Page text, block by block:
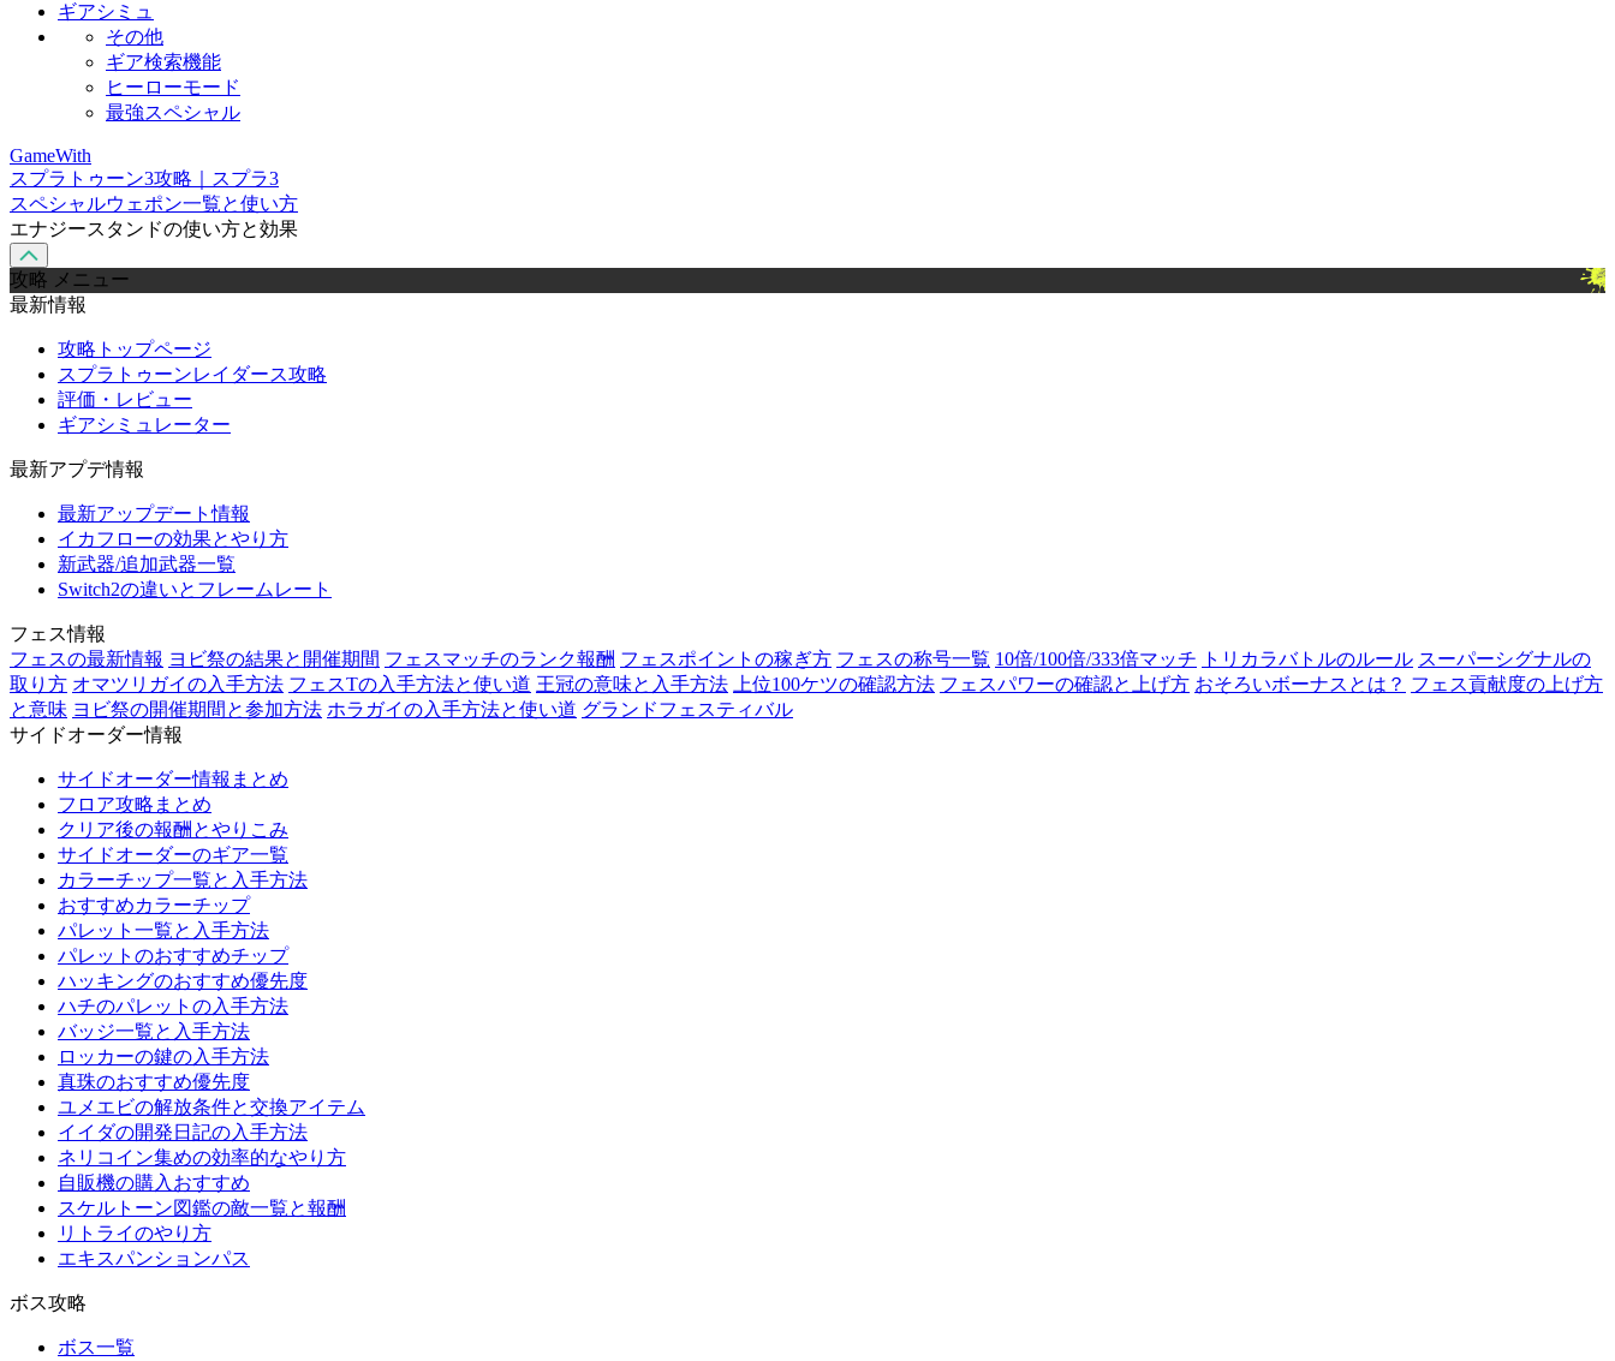
ギアシミュ
その他
ギア検索機能
ヒーローモード
最強スペシャル
GameWith
スプラトゥーン3攻略｜スプラ3
スペシャルウェポン一覧と使い方
エナジースタンドの使い方と効果
攻略 メニュー
最新情報
攻略トップページ
スプラトゥーンレイダース攻略
評価・レビュー
ギアシミュレーター
最新アプデ情報
最新アップデート情報
イカフローの効果とやり方
新武器/追加武器一覧
Switch2の違いとフレームレート
フェス情報
フェスの最新情報 ヨビ祭の結果と開催期間 フェスマッチのランク報酬 フェスポイントの稼ぎ方 フェスの称号一覧 10倍/100倍/333倍マッチ トリカラバトルのルール スーパーシグナルの
取り方 オマツリガイの入手方法 フェスTの入手方法と使い道 王冠の意味と入手方法 上位100ケツの確認方法 フェスパワーの確認と上げ方 おそろいボーナスとは？ フェス貢献度の上げ方
と意味 ヨビ祭の開催期間と参加方法 ホラガイの入手方法と使い道 グランドフェスティバル
サイドオーダー情報
サイドオーダー情報まとめ
フロア攻略まとめ
クリア後の報酬とやりこみ
サイドオーダーのギア一覧
カラーチップ一覧と入手方法
おすすめカラーチップ
パレット一覧と入手方法
パレットのおすすめチップ
ハッキングのおすすめ優先度
ハチのパレットの入手方法
バッジ一覧と入手方法
ロッカーの鍵の入手方法
真珠のおすすめ優先度
ユメエビの解放条件と交換アイテム
イイダの開発日記の入手方法
ネリコイン集めの効率的なやり方
自販機の購入おすすめ
スケルトーン図鑑の敵一覧と報酬
リトライのやり方
エキスパンションパス
ボス攻略
ボス一覧